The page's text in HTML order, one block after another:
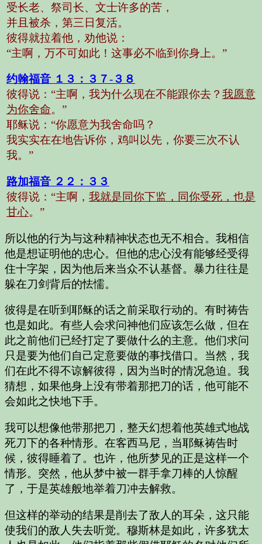
受长老、祭司长、文士许多的苦，
并且被杀，第三日复活。
彼得就拉着他，劝他说：
“主啊，万不可如此！这事必不临到你身上。 ”
约翰福音 １３：３７-３８
彼得说：“主啊，我为什么现在不能跟你去？ 我愿意
为你舍命。”
耶稣说：“你愿意为我舍命吗？
我实实在在地告诉你，鸡叫以先，你要三次不认
我。”
路加福音 ２２：３３
彼得说：“主啊， 我就是同你下监，同你受死，也是
甘心。”
所以他的行为与这种精神状态也无不相合。我相信
他是想证明他的忠心。但他的忠心没有能够经受得
住十字架，因为他后来当众不认基督。暴力往往是
躲在刀剑背后的怯懦。
彼得是在听到耶稣的话之前采取行动的。有时祷告
也是如此。有些人会求问神他们应该怎么做，但在
此之前他们已经打定了要做什么的主意。他们求问
只是要为他们自己定意要做的事找借口。当然，我
们在此不得不谅解彼得，因为当时的情况急迫。我
猜想，如果他身上没有带着那把刀的话，他可能不
会如此之快地下手。
我可以想像他带那把刀，整天幻想着他英雄式地战
死刀下的各种情形。在客西马尼，当耶稣祷告时
候，彼得睡着了。也许，他所梦见的正是这样一个
情形。突然，他从梦中被一群手拿刀棒的人惊醒
了，于是英雄般地举着刀冲去解救。
但这样的举动的结果是削去了敌人的耳朵，这只能
使我们的敌人失去听觉。穆斯林是如此，许多犹太